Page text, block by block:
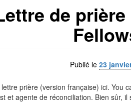
de
Publié le 23
prière (version française) ici.
et agente de réconciliation. Bien